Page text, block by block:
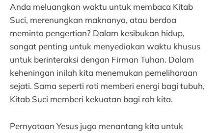
Anda meluangkan waktu untuk membaca Kitab
Suci, merenungkan maknanya, atau berdoa
meminta pengertian? Dalam kesibukan hidup,
sangat penting untuk menyediakan waktu khusus
untuk berinteraksi dengan Firman Tuhan. Dalam
keheningan inilah kita menemukan pemeliharaan
sejati. Sama seperti roti memberi energi bagi tubuh,
Kitab Suci memberi kekuatan bagi roh kita.
Pernyataan Yesus juga menantang kita untuk